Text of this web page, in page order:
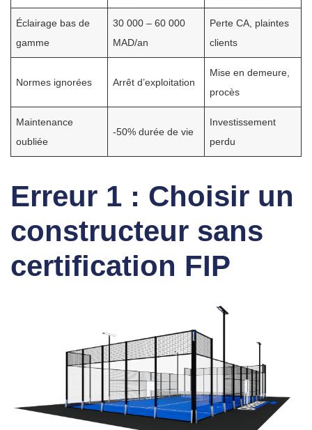
Éclairage bas de
gamme
30 000 – 60 000
MAD/an
Perte CA, plaintes
clients
Normes ignorées Arrêt d’exploitation
Mise en demeure,
procès
Maintenance
oubliée
-50% durée de vie
Investissement
perdu
Erreur 1 : Choisir un
constructeur sans
certification FIP